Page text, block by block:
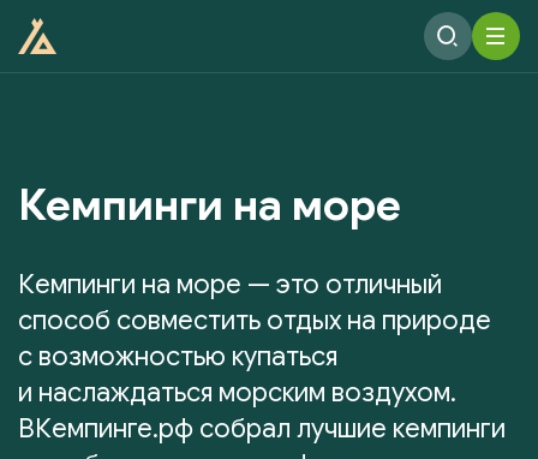
Кемпинги на море
Кемпинги на море — это отличный
способ совместить отдых на природе
с возможностью купаться
и наслаждаться морским воздухом.
ВКемпинге.рф собрал лучшие кемпинги